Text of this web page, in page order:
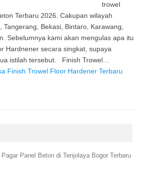
trowel
Terbaru 2026. Cakupan wilayah
Tangerang, Bekasi, Bintaro, Karawang,
Sebelumnya kami akan mengulas apa itu
Hardnener secara singkat, supaya
istilah tersebut. Finish Trowel…
Finish Trowel Floor Hardener Terbaru
Pagar Panel Beton di Tenjolaya Bogor Terbaru